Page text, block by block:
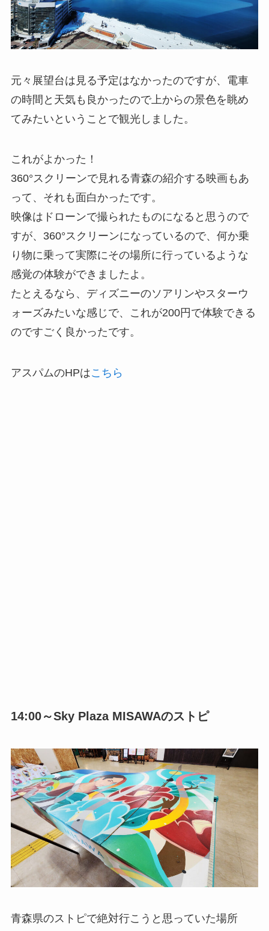
元々展望台は見る予定はなかったのですが、電車
の時間と天気も良かったので上からの景色を眺め
てみたいということで観光しました。
これがよかった！
360°スクリーンで見れる青森の紹介する映画もあ
って、それも面白かったです。
映像はドローンで撮られたものになると思うので
すが、360°スクリーンになっているので、何か乗
り物に乗って実際にその場所に行っているような
感覚の体験ができましたよ。
たとえるなら、ディズニーのソアリンやスターウ
ォーズみたいな感じで、これが200円で体験できる
のですごく良かったです。
アスパムのHPはこちら
14:00～Sky Plaza MISAWAのストピ
青森県のストピで絶対行こうと思っていた場所